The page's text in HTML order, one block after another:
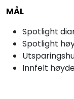
MÅL
Spotlight
Spotlight
Innfelt